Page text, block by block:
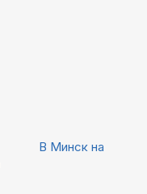
В Минск на